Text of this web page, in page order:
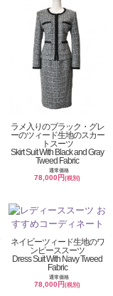
ラメ入りのブラック・グレ
ーのツィード生地のスカー
トスーツ
Skirt Suit With Black and Gray
Tweed Fabric
通常価格
78,000円(税別)
ネイビーツィード生地のワ
ンピーススーツ
Dress Suit With Navy Tweed
Fabric
通常価格
78,000円(税別)